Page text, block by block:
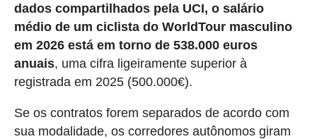
dados compartilhados pela UCI, o salário
médio de um ciclista do WorldTour masculino
em 2026 está em torno de 538.000 euros
anuais, uma cifra ligeiramente superior à
registrada em 2025 (500.000€).
Se os contratos forem separados de acordo com
sua modalidade, os corredores autônomos giram